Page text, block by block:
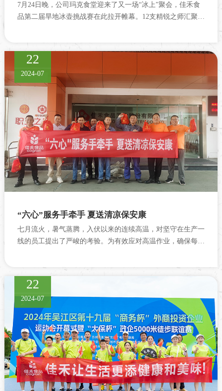
7月24日晚，公司玛克食堂迎来了又一场“冰上”聚会，佳禾食
品第二届旱地冰壶挑战赛在此拉开帷幕。12支精锐之师汇聚一
22
2024-07
“六心”服务手牵手 夏送清凉保安康
七月流火，暑气蒸腾，入伏以来的连续高温，对坚守在生产一
线的员工提出了严峻的考验。为有效应对高温作业，确保每位
22
2024-07